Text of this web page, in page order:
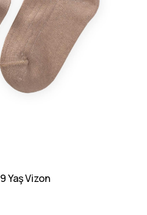
Yaş Vizon